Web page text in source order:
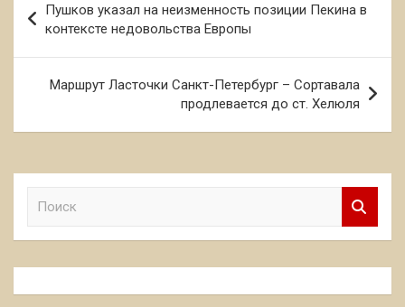
по
записям
Пушков указал на неизменность позиции Пекина в
контексте недовольства Европы
Маршрут Ласточки Санкт-Петербург – Сортавала
продлевается до ст. Хелюля
к